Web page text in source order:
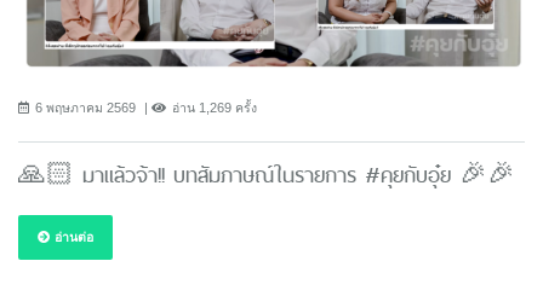
6 พฤษภาคม 2569 อ่าน 1,269 ครั้ง
🙏🏻 มาแล้วจ้า!! บทสัมภาษณ์ในรายการ #คุยกับอุ๋ย 🎉🎉
อ่านต่อ